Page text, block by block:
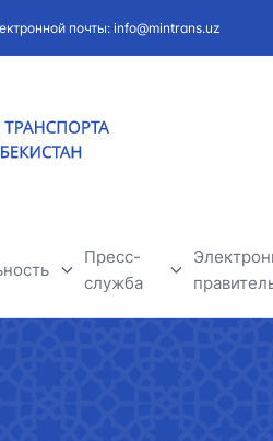
почты: info@mintrans.uz
Пресс-
служба